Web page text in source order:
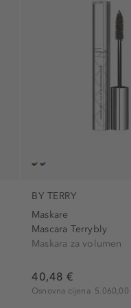
BY TERRY
Maskare
Mascara Terrybly
Maskara za volumen
40,48 €
Osnovna cijena 5.060,00